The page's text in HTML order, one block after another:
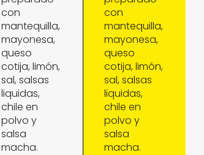
con
mantequilla,
mayonesa,
queso
cotija, limón,
sal, salsas
liquidas,
chile en
polvo y
salsa
macha.
con
mantequilla,
mayonesa,
queso
cotija, limón,
sal, salsas
liquidas,
chile en
polvo y
salsa
macha.